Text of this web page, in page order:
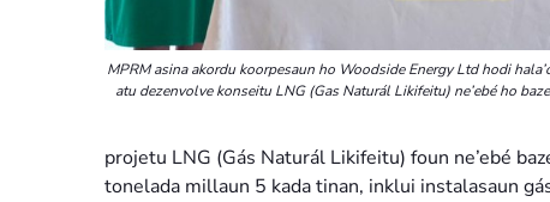
MPRM asina akordu koorpesaun ho Woodside Energy Ltd hodi
atu dezenvolve konseitu LNG (Gas Naturál Likifeitu) ne’ebé ho
projetu LNG (Gás Naturál Likifeitu) foun ne’ebé
tonelada millaun 5 kada tinan, inklui instalasaun